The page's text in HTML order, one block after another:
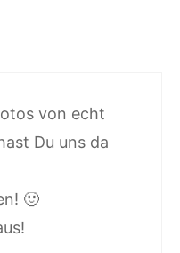
von echt
Du uns da
🙂